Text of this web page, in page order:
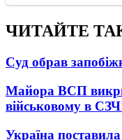
ЧИТАЙТЕ
Суд обрав
Майора ВСП
військовому в СЗЧ
Україна